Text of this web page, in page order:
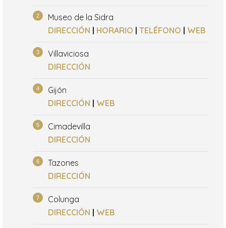
Museo de la Sidra
DIRECCIÓN | HORARIO | TELÉFONO | WEB
Villaviciosa
DIRECCIÓN
Gijón
DIRECCIÓN | WEB
Cimadevilla
DIRECCIÓN
Tazones
DIRECCIÓN
Colunga
DIRECCIÓN | WEB